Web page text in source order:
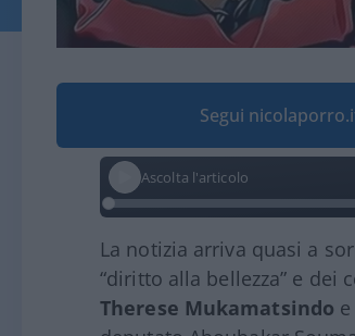
Segui
Ascolta l'articolo
La notizia arriva quasi a
“diritto alla bellezza” e
Therese Mukamatsindo e